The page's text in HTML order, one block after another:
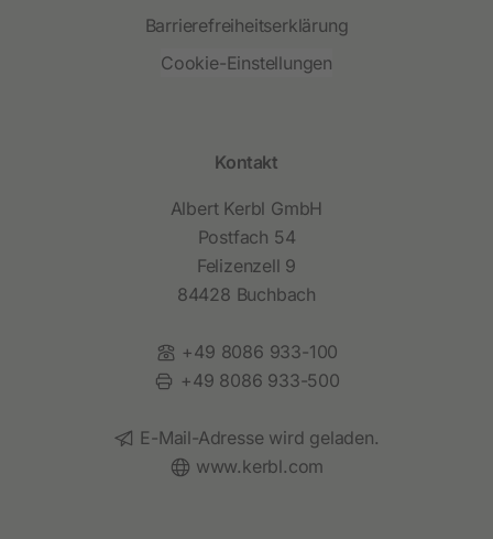
Barrierefreiheitserklärung
Cookie-Einstellungen
Kontakt
Albert Kerbl GmbH
Postfach 54
Felizenzell 9
84428 Buchbach
Telefon:
+49 8086 933-100
Fax:
+49 8086 933-500
E-Mail:
E-Mail-Adresse wird geladen.
Website:
www.kerbl.com